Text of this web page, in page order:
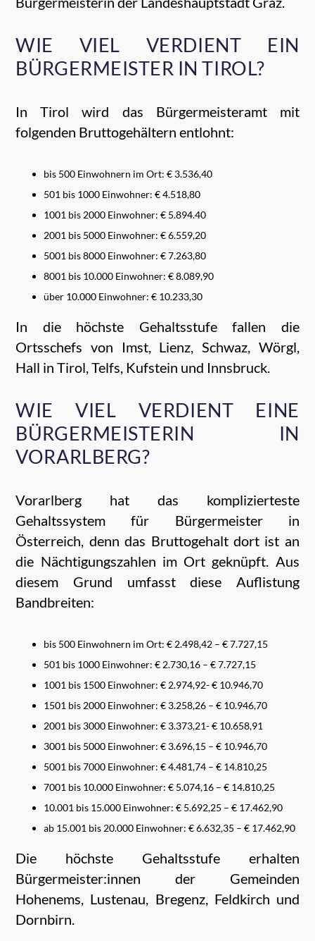
WIE VIEL VERDIENT EIN
BÜRGERMEISTER IN TIROL?
In Tirol wird das Bürgermeisteramt mit
folgenden Bruttogehältern entlohnt:
bis 500 Einwohnern im Ort: € 3.536,40
501 bis 1000 Einwohner: € 4.518,80
1001 bis 2000 Einwohner: € 5.894.40
2001 bis 5000 Einwohner: € 6.559,20
5001 bis 8000 Einwohner: € 7.263,80
8001 bis 10.000 Einwohner: € 8.089,90
über 10.000 Einwohner: € 10.233,30
In die höchste Gehaltsstufe fallen die
Ortsschefs von Imst, Lienz, Schwaz, Wörgl,
Hall in Tirol, Telfs, Kufstein und Innsbruck.
WIE VIEL VERDIENT EINE
BÜRGERMEISTERIN IN
VORARLBERG?
Vorarlberg hat das komplizierteste
Gehaltssystem für Bürgermeister in
Österreich, denn das Bruttogehalt dort ist an
die Nächtigungszahlen im Ort geknüpft. Aus
diesem Grund umfasst diese Auflistung
Bandbreiten:
bis 500 Einwohnern im Ort: € 2.498,42 – € 7.727,15
501 bis 1000 Einwohner: € 2.730,16 – € 7.727,15
1001 bis 1500 Einwohner: € 2.974,92- € 10.946,70
1501 bis 2000 Einwohner: € 3.258,26 – € 10.946,70
2001 bis 3000 Einwohner: € 3.373,21- € 10.658,91
3001 bis 5000 Einwohner: € 3.696,15 – € 10.946,70
5001 bis 7000 Einwohner: € 4.481,74 – € 14.810,25
7001 bis 10.000 Einwohner: € 5.074,16 – € 14.810,25
10.001 bis 15.000 Einwohner: € 5.692,25 – € 17.462,90
ab 15.001 bis 20.000 Einwohner: € 6.632,35 – € 17.462,90
Die höchste Gehaltsstufe erhalten
Bürgermeister:innen der Gemeinden
Hohenems, Lustenau, Bregenz, Feldkirch und
Dornbirn.